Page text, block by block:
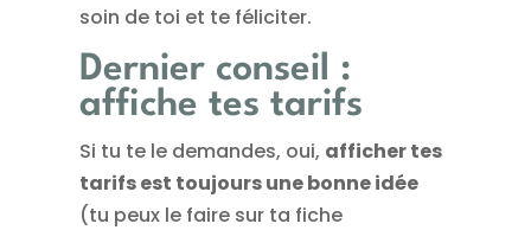
soin de toi et te féliciter.
Dernier conseil :
affiche tes tarifs
Si tu te le demandes, oui, afficher tes
tarifs est toujours une bonne idée
(tu peux le faire sur ta fiche